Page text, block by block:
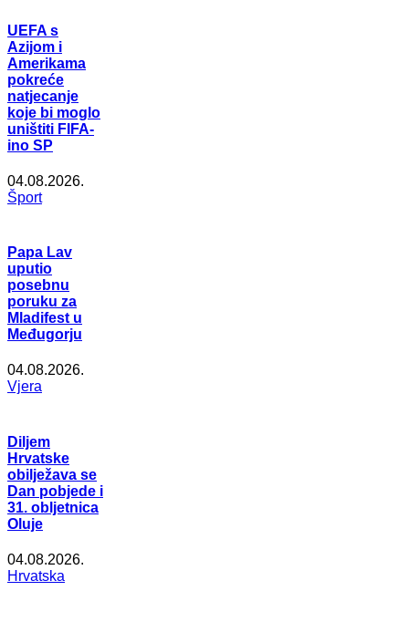
UEFA s
Azijom i
Amerikama
pokreće
natjecanje
koje bi moglo
uništiti FIFA-
ino SP
04.08.2026.
Šport
Papa Lav
uputio
posebnu
poruku za
Mladifest u
Međugorju
04.08.2026.
Vjera
Diljem
Hrvatske
obilježava se
Dan pobjede i
31. obljetnica
Oluje
04.08.2026.
Hrvatska